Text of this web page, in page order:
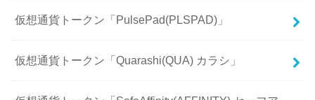
仮想通貨トークン「PulsePad(PLSPAD)」
仮想通貨トークン「Quarashi(QUA) カラシ」